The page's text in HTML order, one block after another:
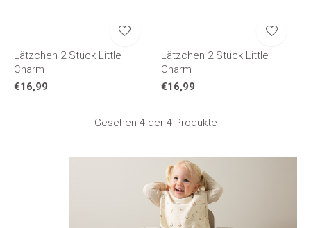
Lätzchen 2 Stück Little
Charm
€16,99
Lätzchen 2 Stück Little
Charm
€16,99
Gesehen 4 der 4 Produkte